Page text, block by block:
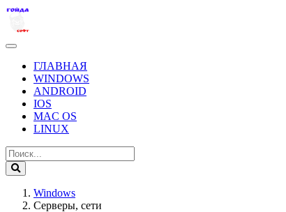
ГЛАВНАЯ
WINDOWS
ANDROID
IOS
MAC OS
LINUX
Windows
Серверы, сети